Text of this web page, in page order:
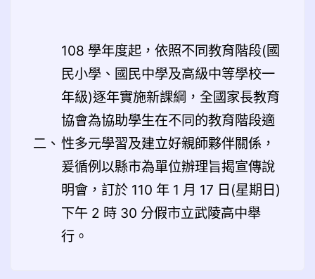
二、
108 學年度起，依照不同教育階段(國
民小學、國民中學及高級中等學校一
年級)逐年實施新課綱，全國家長教育
協會為協助學生在不同的教育階段適
性多元學習及建立好親師夥伴關係，
爰循例以縣市為單位辦理旨揭宣傳說
明會，訂於 110 年 1 月 17 日(星期日)
下午 2 時 30 分假市立武陵高中舉
行。